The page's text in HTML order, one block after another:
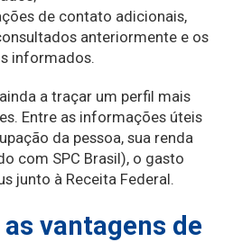
de contato adicionais,
anteriormente e os
informados.
a traçar um perfil mais
Entre as informações úteis
da pessoa, sua renda
com SPC Brasil), o gasto
junto à Receita Federal.
vantagens de